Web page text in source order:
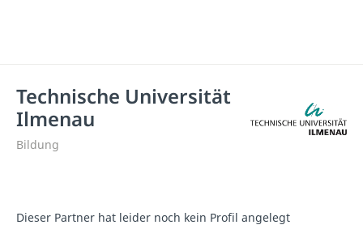
Technische Universität
Ilmenau
Bildung
Dieser Partner hat leider noch kein Profil angelegt